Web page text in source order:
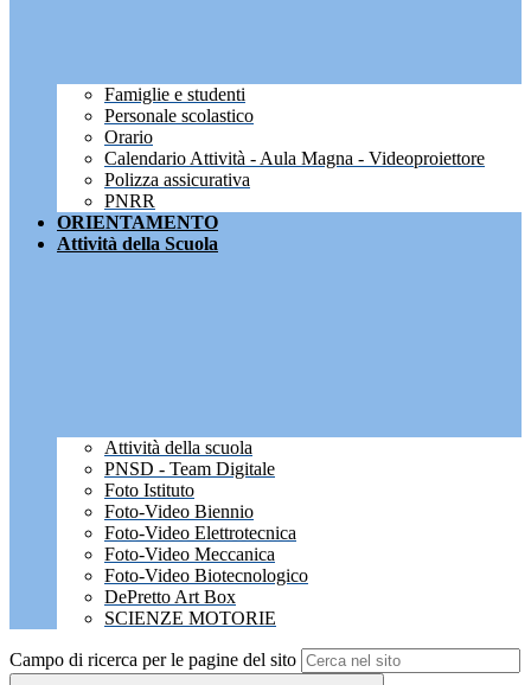
Famiglie e studenti
Personale scolastico
Orario
Calendario Attività - Aula Magna - Videoproiettore
Polizza assicurativa
PNRR
ORIENTAMENTO
Attività della Scuola
Attività della scuola
PNSD - Team Digitale
Foto Istituto
Foto-Video Biennio
Foto-Video Elettrotecnica
Foto-Video Meccanica
Foto-Video Biotecnologico
DePretto Art Box
SCIENZE MOTORIE
Campo di ricerca per le pagine del sito